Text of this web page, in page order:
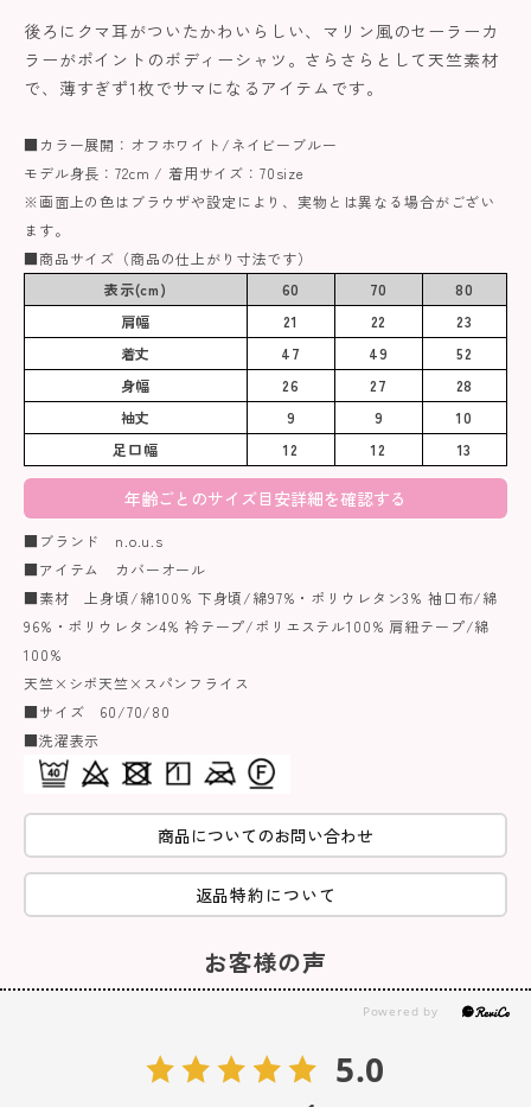
後ろにクマ耳がついたかわいらしい、マリン風のセーラーカ
ラーがポイントのボディーシャツ。さらさらとして天竺素材
で、薄すぎず1枚でサマになるアイテムです。
■カラー展開：オフホワイト/ネイビーブルー
モデル身長：72cm / 着用サイズ：70size
※画面上の色はブラウザや設定により、実物とは異なる場合がござい
ます。
■商品サイズ（商品の仕上がり寸法です）
表示(cm)
60 70
80
肩幅
21 22
23
着丈
47 49
52
身幅
26 27
28
袖丈
9 9
10
足口幅
12 12 13
年齢ごとのサイズ目安詳細を確認する
■ブランド n.o.u.s
■アイテム カバーオール
■素材 上身頃/綿100% 下身頃/綿97%・ポリウレタン3% 袖口布/綿
96%・ポリウレタン4% 衿テープ/ポリエステル100% 肩紐テープ/綿
100%
天竺×シボ天竺×スパンフライス
■サイズ 60/70/80
■洗濯表示
商品についてのお問い合わせ
返品特約について
お客様の声
5.0